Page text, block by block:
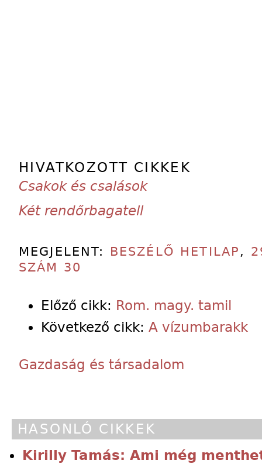
HIVATKOZOTT CIKKEK
Csakok és csalások
Két rendőrbagatell
MEGJELENT: BESZÉLŐ HETILAP ,
SZÁM 30
Előző cikk: Rom. magy. tamil
Következő cikk: A vízumbarakk
Gazdaság és társadalom
HASONLÓ CIKKEK
Kirilly Tamás: Ami még